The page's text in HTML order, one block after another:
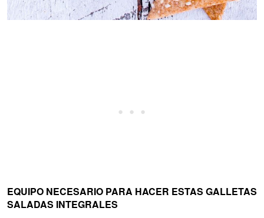
EQUIPO NECESARIO PARA HACER ESTAS GALLETAS
SALADAS INTEGRALES